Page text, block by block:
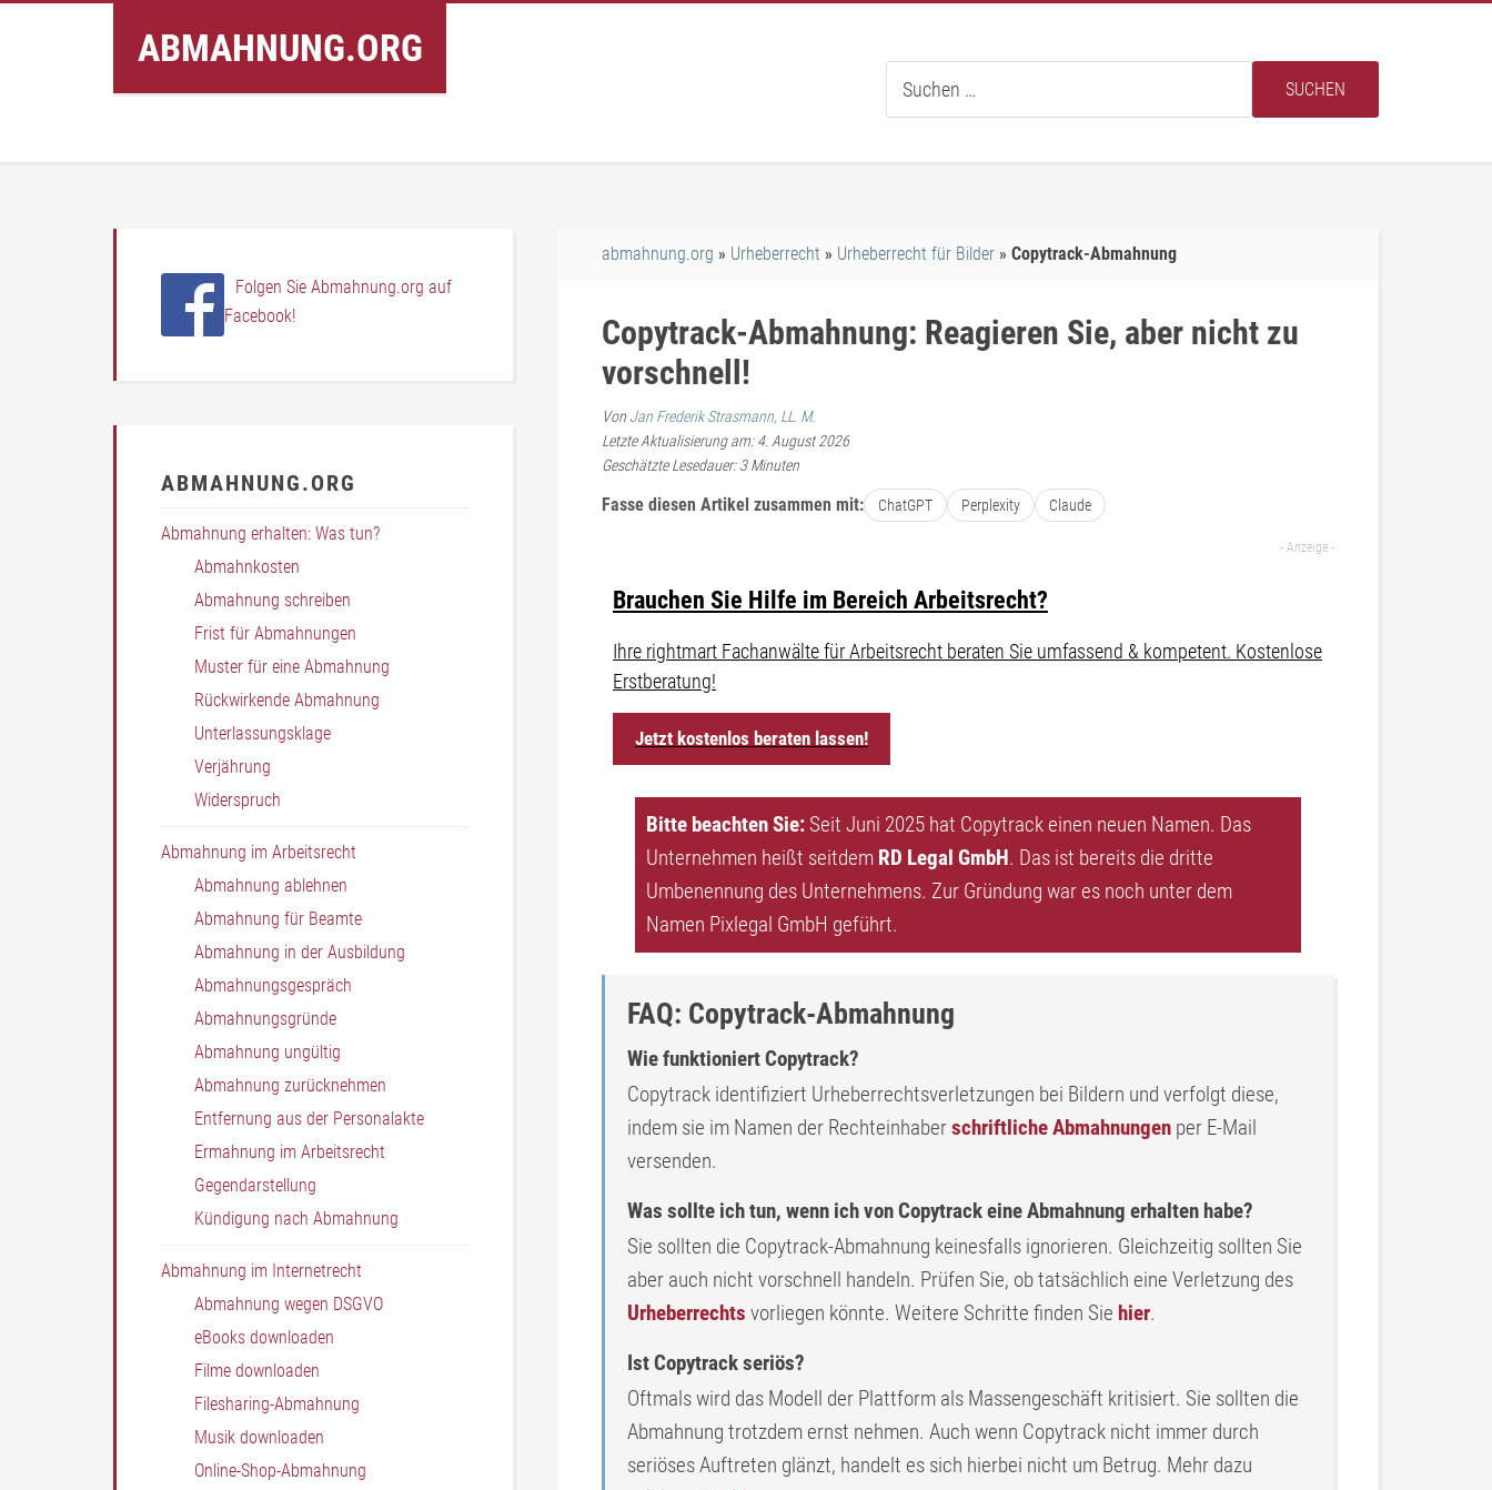
ABMAHNUNG.ORG
Suche
SUCHEN
abmahnung.org Urheberrecht Urheberrecht für Bilder Copytrack-Abmahnung
Copytrack-Abmahnung: Reagieren Sie, aber nicht zu
vorschnell!
Von Jan Frederik Strasmann, LL. M.
Letzte Aktualisierung am: 4. August 2026
Geschätzte Lesedauer: 3 Minuten
Fasse diesen Artikel zusammen mit: ChatGPT Perplexity Claude
Brauchen Sie Hilfe im Bereich Arbeitsrecht?
Ihre rightmart Fachanwälte für Arbeitsrecht beraten Sie umfassend & kompetent. Kostenlose
Erstberatung!
Jetzt kostenlos beraten lassen!
Bitte beachten Sie: Seit Juni 2025 hat Copytrack einen neuen Namen. Das
Unternehmen heißt seitdem RD Legal GmbH. Das ist bereits die dritte
Umbenennung des Unternehmens. Zur Gründung war es noch unter dem
Namen Pixlegal GmbH geführt.
FAQ: Copytrack-Abmahnung
Wie funktioniert Copytrack?
Copytrack identifiziert Urheberrechtsverletzungen bei Bildern und verfolgt diese,
indem sie im Namen der Rechteinhaberschriftliche Abmahnungen per E-Mail
versenden.
Was sollte ich tun, wenn ich von Copytrack eine Abmahnung erhalten habe?
Sie sollten die Copytrack-Abmahnung keinesfalls ignorieren. Gleichzeitig sollten Sie
aber auch nicht vorschnell handeln. Prüfen Sie, ob tatsächlich eine Verletzung des
Urheberrechts vorliegen könnte. Weitere Schritte finden Sie hier.
Ist Copytrack seriös?
Oftmals wird das Modell der Plattform als Massengeschäft kritisiert. Sie sollten die
Abmahnung trotzdem ernst nehmen. Auch wenn Copytrack nicht immer durch
seriöses Auftreten glänzt, handelt es sich hierbei nicht um Betrug. Mehr dazu
Folgen Sie Abmahnung.org auf
Facebook!
ABMAHNUNG.ORG
Abmahnung erhalten: Was tun?
Abmahnkosten
Abmahnung schreiben
Frist für Abmahnungen
Muster für eine Abmahnung
Rückwirkende Abmahnung
Unterlassungsklage
Verjährung
Widerspruch
Abmahnung im Arbeitsrecht
Abmahnung ablehnen
Abmahnung für Beamte
Abmahnung in der Ausbildung
Abmahnungsgespräch
Abmahnungsgründe
Abmahnung ungültig
Abmahnung zurücknehmen
Entfernung aus der Personalakte
Ermahnung im Arbeitsrecht
Gegendarstellung
Kündigung nach Abmahnung
Abmahnung im Internetrecht
Abmahnung wegen DSGVO
eBooks downloaden
Filme downloaden
Filesharing-Abmahnung
Musik downloaden
Online-Shop-Abmahnung